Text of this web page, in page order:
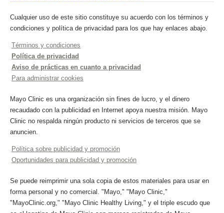
Cualquier uso de este sitio constituye su acuerdo con los términos y
condiciones y política de privacidad para los que hay enlaces abajo.
Términos y condiciones
Política de privacidad
Aviso de prácticas en cuanto a privacidad
Para administrar cookies
Mayo Clinic es una organización sin fines de lucro, y el dinero
recaudado con la publicidad en Internet apoya nuestra misión. Mayo
Clinic no respalda ningún producto ni servicios de terceros que se
anuncien.
Política sobre publicidad y promoción
Oportunidades para publicidad y promoción
Se puede reimprimir una sola copia de estos materiales para usar en
forma personal y no comercial. "Mayo," "Mayo Clinic,"
"MayoClinic.org," "Mayo Clinic Healthy Living," y el triple escudo que